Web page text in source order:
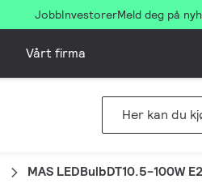
JobbInvestorerMeld deg på
Vårt firma
Her kan du
MAS LEDBulbDT10.5-100W